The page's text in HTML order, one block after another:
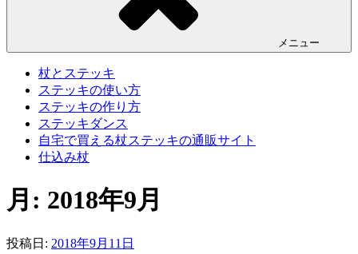
メニュー
杖とステッキ
ステッキの使い方
ステッキの作り方
ステッキダンス
自宅で買える杖ステッキの通販サイト
仕込み杖
月: 2018年9月
投稿日: 2018年9月11日